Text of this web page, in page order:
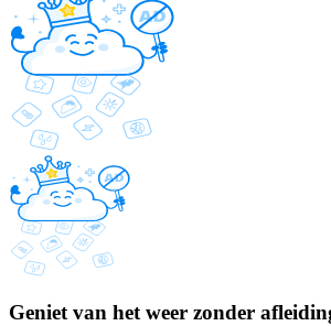
Geniet van het weer zonder